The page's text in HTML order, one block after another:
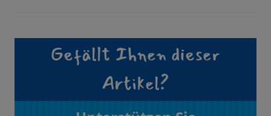
Gefällt Ihnen dieser
Artikel?